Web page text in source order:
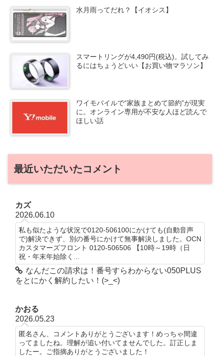
水月雨ってだれ？【イオシス】
スマートリングが4,490円(税込)。試してみ
るにはちょうどいい【お買い物マラソン】
ワイモバイルで“家族まとめて節約”が現実
に。オンライン専用が不安な人ほど読んで
ほしい話
最近いただいたコメント
カズ
2026.06.10
私も似たような状況で0120-506100にかけても(自動音声
で)解決できず、別の番号にかけて無事解決しました。OCN
カスタマーズフロント 0120-506506 【10時～19時（日
祝・年末年始除く...
なんだこの請求は！番号すらわからない050PLUS
をとにかく解約したい！(>_<)
かおる
2026.05.23
匿名さん、コメントありがとうございます！めっちゃ間違
ってましたね。理解が追い付いてませんでした。訂正しま
したー。ご指摘ありがとうございました！